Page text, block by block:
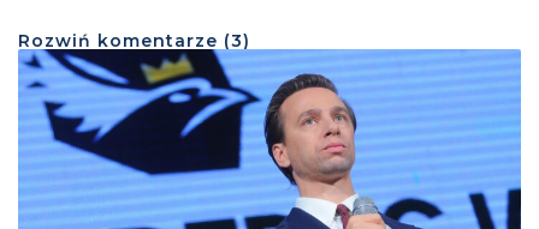
Rozwiń komentarze (3)